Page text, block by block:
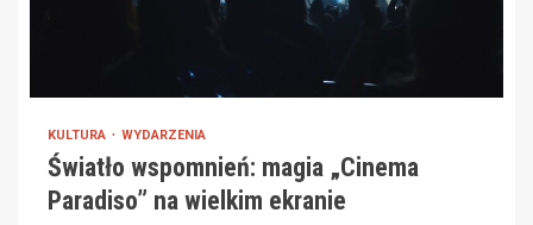
KULTURA WYDARZENIA
Światło wspomnień: magia „Cinema
Paradiso” na wielkim ekranie